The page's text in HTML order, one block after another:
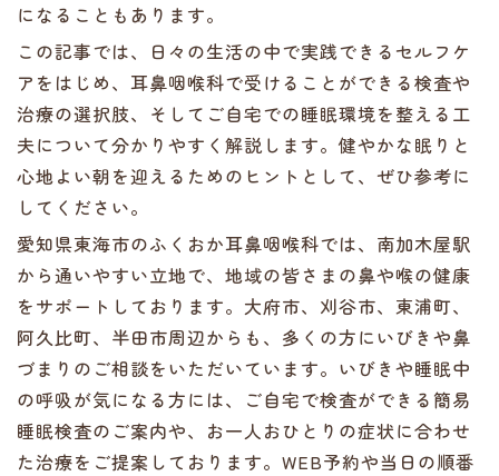
になることもあります。
この記事では、日々の生活の中で実践できるセルフケ
アをはじめ、耳鼻咽喉科で受けることができる検査や
治療の選択肢、そしてご自宅での睡眠環境を整える工
夫について分かりやすく解説します。健やかな眠りと
心地よい朝を迎えるためのヒントとして、ぜひ参考に
してください。
愛知県東海市のふくおか耳鼻咽喉科では、南加木屋駅
から通いやすい立地で、地域の皆さまの鼻や喉の健康
をサポートしております。大府市、刈谷市、東浦町、
阿久比町、半田市周辺からも、多くの方にいびきや鼻
づまりのご相談をいただいています。いびきや睡眠中
の呼吸が気になる方には、ご自宅で検査ができる簡易
睡眠検査のご案内や、お一人おひとりの症状に合わせ
た治療をご提案しております。WEB予約や当日の順番